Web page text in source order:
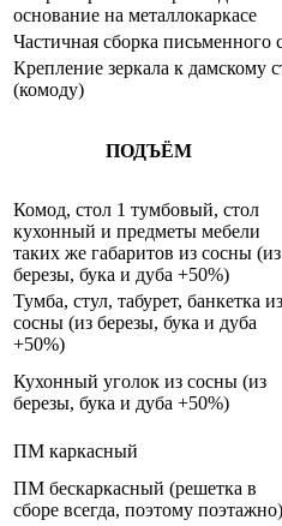
основание на металлокаркасе
Частичная сборка письменного
Крепление зеркала к дамскому
(комоду)
ПОДЪЁМ
Комод, стол 1 тумбовый, стол
кухонный и предметы мебели
таких же габаритов из сосны (из
березы, бука и дуба +50%)
Тумба, стул, табурет, банкетка из
сосны (из березы, бука и дуба
+50%)
Кухонный уголок из сосны (из
березы, бука и дуба +50%)
ПМ каркасный
ПМ бескаркасный (решетка в
сборе всегда, поэтому поэтажно)